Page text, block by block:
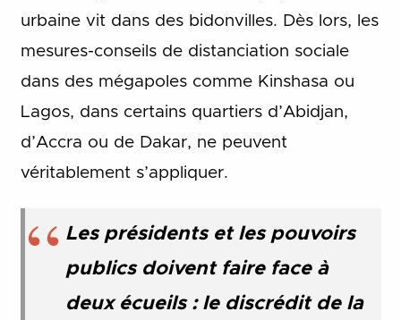
urbaine vit dans des bidonvilles. Dès lors, les
mesures-conseils de distanciation sociale
dans des mégapoles comme Kinshasa ou
Lagos, dans certains quartiers d’Abidjan,
d’Accra ou de Dakar, ne peuvent
véritablement s’appliquer.
Les présidents et les pouvoirs
publics doivent faire face à
deux écueils : le discrédit de la